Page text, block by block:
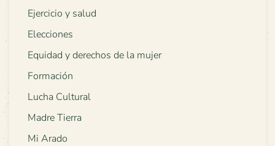
Ejercicio y salud
Elecciones
Equidad y derechos de la mujer
Formación
Lucha Cultural
Madre Tierra
Mi Arado